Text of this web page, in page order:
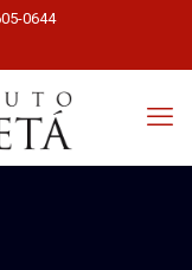
0644